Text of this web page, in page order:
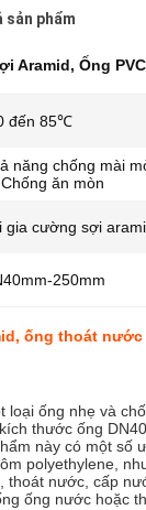
sản phẩm
Aramid, Ống
đến 85℃
năng chống mài
Chống ăn mòn
gia cường sợi
250mm
ống thoát
loại ống nhẹ và
thước ống
này có một số
polyethylene,
nước, cấp
ống nước hoặc